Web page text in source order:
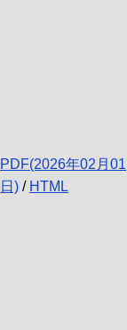
PDF(2026年02月01
日) / HTML